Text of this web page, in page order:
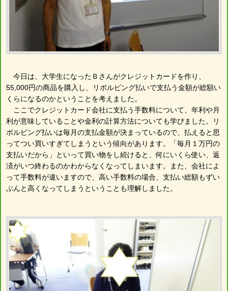
今日は、大学生になったＢさんがクレジットカードを作り、
55,000円の商品を購入し、リボルビング払いで支払う金額が総額い
くらになるのかということを考えました。
ここでクレジットカード会社に支払う手数料について、年利や月
利が意味していることや金利の計算方法についても学びました。リ
ボルビング払いは毎月の支払金額が決まっているので、払えると思
ってつい買いすぎてしまうという傾向があります。「毎月１万円の
支払いだから」といって買い物をし続けると、何にいくら使い、返
済がいつ終わるのかわからなくなってしまいます。また、会社によ
って手数料が違いますので、高い手数料の場合、支払い総額もずい
ぶんと高くなってしまうということも理解しました。